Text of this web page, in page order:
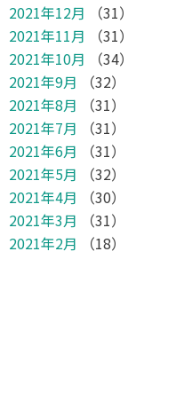
2021年12月
（31）
2021年11月
（31）
2021年10月
（34）
2021年9月
（32）
2021年8月
（31）
2021年7月
（31）
2021年6月
（31）
2021年5月
（32）
2021年4月
（30）
2021年3月
（31）
2021年2月
（18）